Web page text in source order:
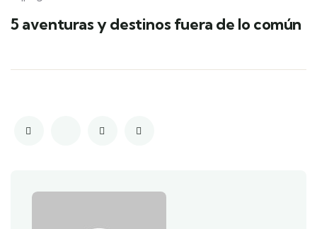
5 aventuras y destinos fuera de lo común